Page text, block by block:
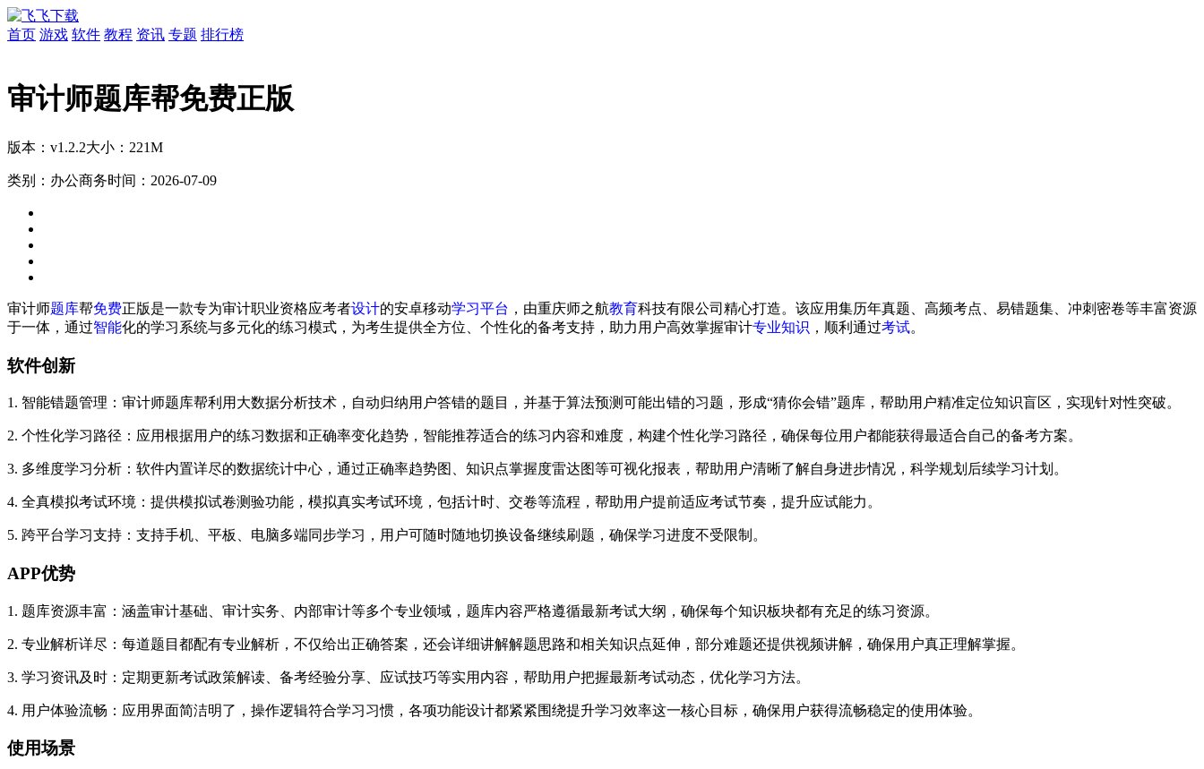
首页 游戏 软件 教程 资讯 专题 排行榜
审计师题库帮免费正版
版本：v1.2.2大小：221M
类别：办公商务时间：2026-07-09
审计师题库帮免费正版是一款专为审计职业资格应考者设计的安卓移动学习平台 ，由重庆师之航教育科技有限公司精心打造。该应用集历年真题、高频考点、易错题集、冲刺密卷等丰富资源
于一体，通过智能化的学习系统与多元化的练习模式，为考生提供全方位、个性化的备考支持，助力用户高效掌握审计专业知识 ，顺利通过考试。
软件创新
1. 智能错题管理：审计师题库帮利用大数据分析技术，自动归纳用户答错的题目，并基于算法预测可能出错的习题，形成“猜你会错”题库，帮助用户精准定位知识盲区，实现针对性突破。
2. 个性化学习路径：应用根据用户的练习数据和正确率变化趋势，智能推荐适合的练习内容和难度，构建个性化学习路径，确保每位用户都能获得最适合自己的备考方案。
3. 多维度学习分析：软件内置详尽的数据统计中心，通过正确率趋势图、知识点掌握度雷达图等可视化报表，帮助用户清晰了解自身进步情况，科学规划后续学习计划。
4. 全真模拟考试环境：提供模拟试卷测验功能，模拟真实考试环境，包括计时、交卷等流程，帮助用户提前适应考试节奏，提升应试能力。
5. 跨平台学习支持：支持手机、平板、电脑多端同步学习，用户可随时随地切换设备继续刷题，确保学习进度不受限制。
APP优势
1. 题库资源丰富：涵盖审计基础、审计实务、内部审计等多个专业领域，题库内容严格遵循最新考试大纲，确保每个知识板块都有充足的练习资源。
2. 专业解析详尽：每道题目都配有专业解析，不仅给出正确答案，还会详细讲解解题思路和相关知识点延伸，部分难题还提供视频讲解，确保用户真正理解掌握。
3. 学习资讯及时：定期更新考试政策解读、备考经验分享、应试技巧等实用内容，帮助用户把握最新考试动态，优化学习方法。
4. 用户体验流畅：应用界面简洁明了，操作逻辑符合学习习惯，各项功能设计都紧紧围绕提升学习效率这一核心目标，确保用户获得流畅稳定的使用体验。
使用场景